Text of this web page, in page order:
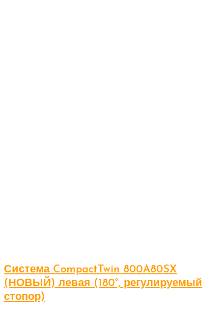
Система CompactTwin 800A80SX
(НОВЫЙ) левая (180°, регулируемый
стопор)